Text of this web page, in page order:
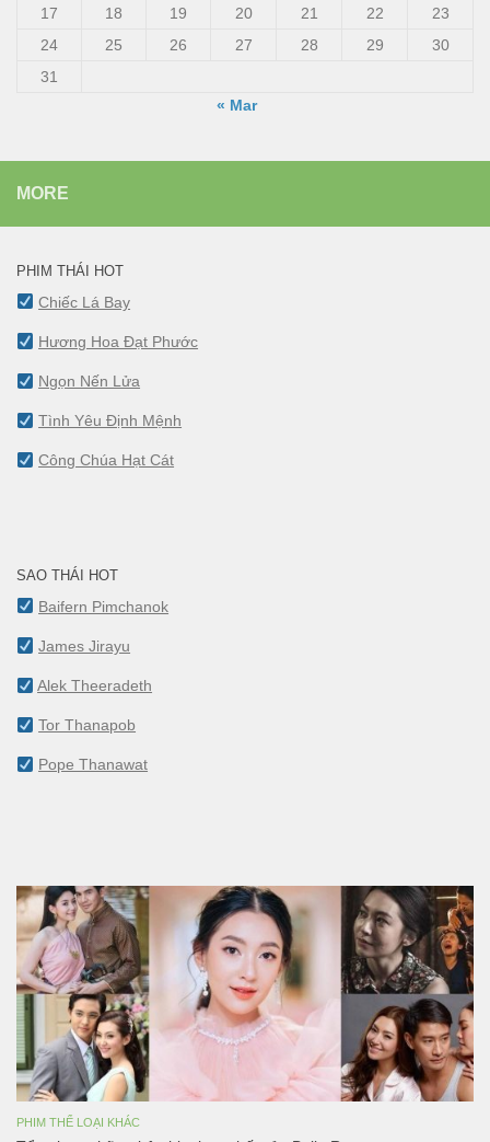
17
18 19 20 21 22
23
24
25 26 27 28 29
30
31
« Mar
MORE
PHIM THÁI HOT
Chiếc Lá Bay
Hương Hoa Đạt Phước
Ngọn Nến Lửa
Tình Yêu Định Mệnh
Công Chúa Hạt Cát
SAO THÁI HOT
Baifern Pimchanok
James Jirayu
Alek Theeradeth
Tor Thanapob
Pope Thanawat
PHIM THỂ LOẠI KHÁC